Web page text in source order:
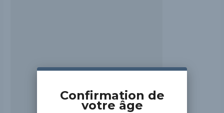
Confirmation de
votre âge